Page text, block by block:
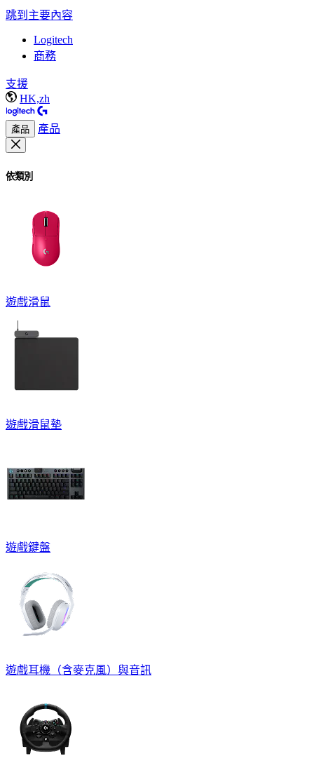
跳到主要內容
Logitech
商務
支援
HK,zh
產品 產品
依類別
遊戲滑鼠
遊戲滑鼠墊
遊戲鍵盤
遊戲耳機（含麥克風）與音訊